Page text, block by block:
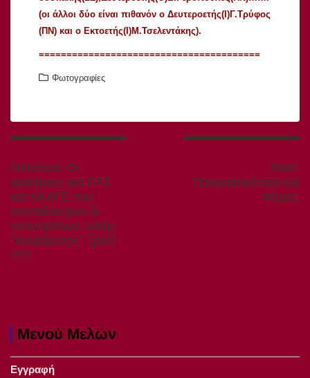
(οι άλλοι δύο είναι πιθανόν ο Δευτεροετής(Ι)Γ.Τρύφος
(ΠΝ) και ο Εκτοετής(Ι)Μ.Τσελεντάκης).
========================================
Φωτογραφίες
Πλοήγηση
άρθρων
Previous: Previous
post:
Οι
κρατήσεις για ΕΑΣ
και ΑΚΑΓΕ των
συνταξιούχων &
αποστράτων…υπέρ
“κουρέματος” (psi)
!!!!!
Next:
Πραγματικότητα και
Φήμες.
Μενού Μελών
Εγγραφή